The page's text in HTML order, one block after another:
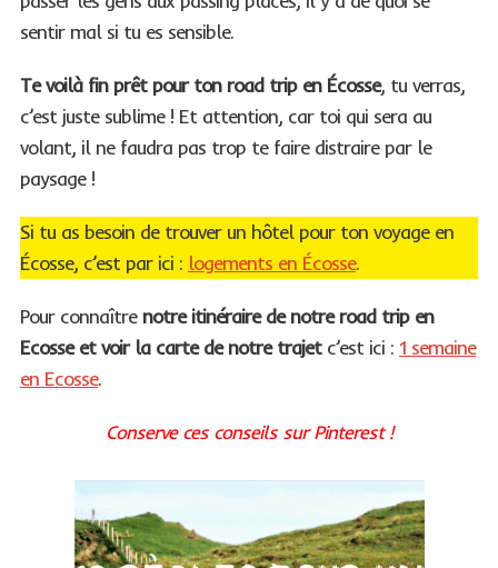
sentir mal si tu es sensible.
Te voilà fin prêt pour ton road trip en Écosse, tu verras,
c’est juste sublime ! Et attention, car toi qui sera au
volant, il ne faudra pas trop te faire distraire par le
paysage !
Si tu as besoin de trouver un hôtel pour ton voyage en
Écosse, c’est par ici : logements en Écosse.
Pour connaître notre itinéraire de notre road trip en
Ecosse et voir la carte de notre trajetc’est ici : 1 semaine
en Ecosse.
Conserve ces conseils sur Pinterest !